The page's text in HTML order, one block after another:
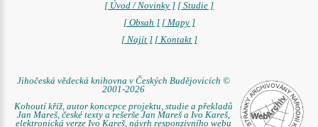
[ Úvod / Novinky ] [ Studie ]
[ Obsah ] [ Mapy ]
[ Najít ] [ Kontakt ]
Jihočeská vědecká knihovna v Českých Budějovicích ©
2001-2026
Kohoutí kříž, autor koncepce projektu, studie a překladů
Jan Mareš, české texty a rešerše Jan Mareš a Ivo Kareš,
elektronická verze Ivo Kareš, návrh responzivního webu